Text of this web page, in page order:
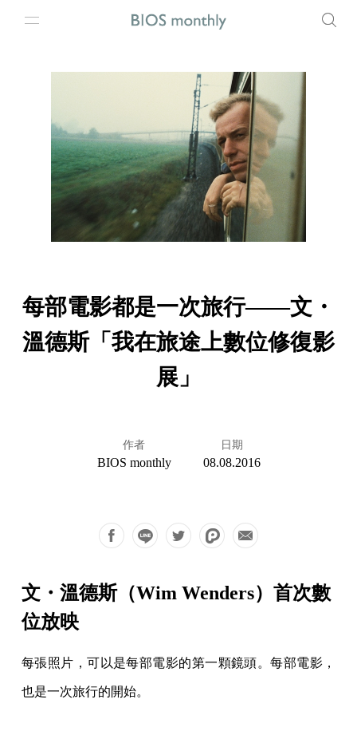
每部電影都是一次旅行——文・
溫德斯「我在旅途上數位修復影
展」
作者
BIOS monthly
日期
08.08.2016
文・溫德斯（Wim Wenders）首次數
位放映
每張照片，可以是每部電影的第一顆鏡頭。每部電影，
也是一次旅行的開始。